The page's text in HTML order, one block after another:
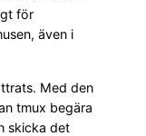
för
även i
Med den
tmux begära
skicka det